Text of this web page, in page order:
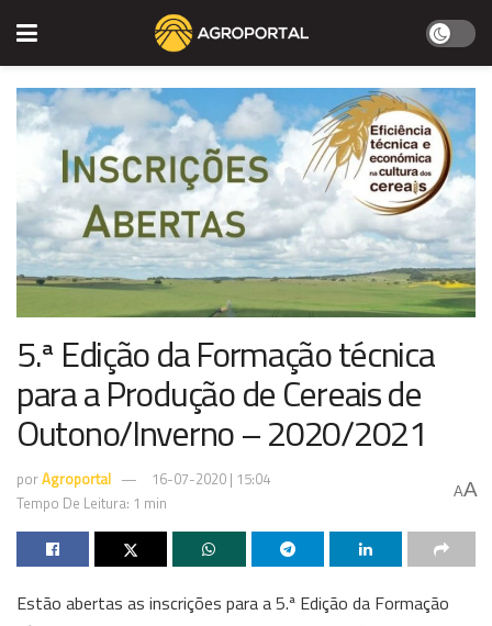
5.ª Edição da Formação técnica
para a Produção de Cereais de
Outono/Inverno – 2020/2021
porAgroportal
16-07-2020 | 15:04
Tempo De Leitura: 1 min
AA
Estão abertas as inscrições para a 5.ª Edição da Formação